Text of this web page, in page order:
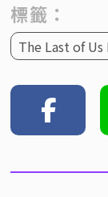
標籤：
The Last of Us